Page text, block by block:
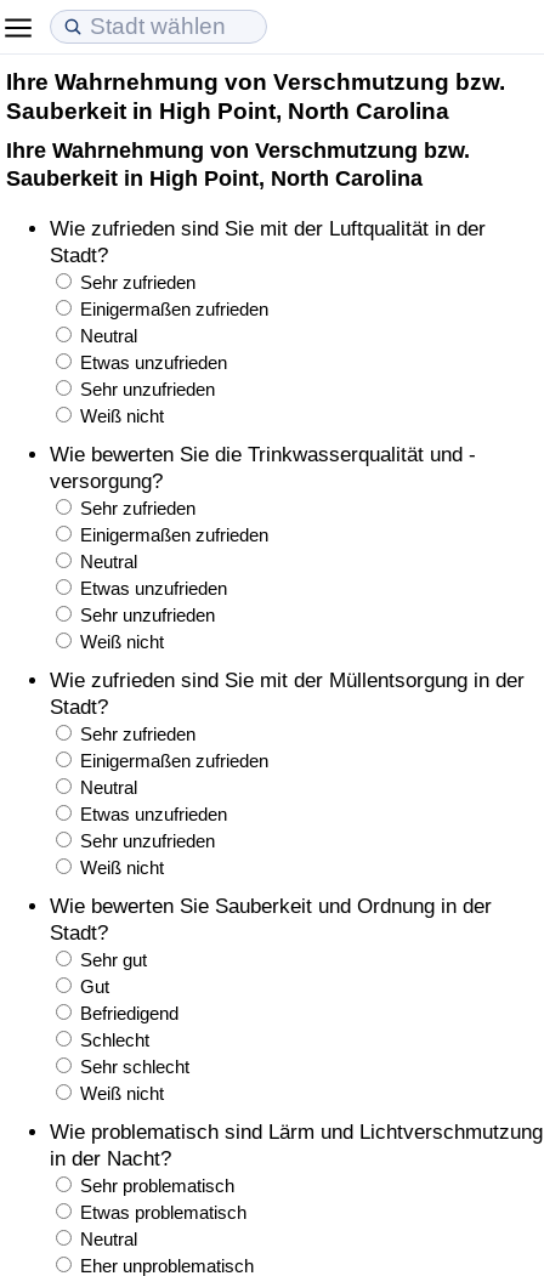
Ihre Wahrnehmung von Verschmutzung bzw.
Sauberkeit in High Point, North Carolina
Ihre Wahrnehmung von Verschmutzung bzw.
Sauberkeit in High Point, North Carolina
Wie zufrieden sind Sie mit der Luftqualität in der
Stadt?
Sehr zufrieden
Einigermaßen zufrieden
Neutral
Etwas unzufrieden
Sehr unzufrieden
Weiß nicht
Wie bewerten Sie die Trinkwasserqualität und -
versorgung?
Sehr zufrieden
Einigermaßen zufrieden
Neutral
Etwas unzufrieden
Sehr unzufrieden
Weiß nicht
Wie zufrieden sind Sie mit der Müllentsorgung in der
Stadt?
Sehr zufrieden
Einigermaßen zufrieden
Neutral
Etwas unzufrieden
Sehr unzufrieden
Weiß nicht
Wie bewerten Sie Sauberkeit und Ordnung in der
Stadt?
Sehr gut
Gut
Befriedigend
Schlecht
Sehr schlecht
Weiß nicht
Wie problematisch sind Lärm und Lichtverschmutzung
in der Nacht?
Sehr problematisch
Etwas problematisch
Neutral
Eher unproblematisch
Lebenshaltungskosten
Lebenshaltungskosten-Index (aktuell)
Lebenshaltungskosten-Index
Lebenshaltungskosten-Index nach Land
in Akaba
Immobilienpreise
Immobilienpreis-Index (aktuell)
Immobilienpreis-Index
Immobilienpreis-Index nach Land
Lebensqualität
Lebensqualität-Index
Lebensqualität-Index (aktuell)
Lebensqualitätsindex nach Land
Kriminalität
Kriminalitäts-Index (aktuell)
Kriminalitäts-Index
Kriminalitätsindex nach Land
Gesundheitsversorgung
Gesundheitsversorgungs-Index (aktuell)
Gesundheitsversorgungs-Index
Gesundheitsversorgungs-Index nach Land
Umweltverschmutzung
Umweltverschmutzungs-Index (aktuell)
Verschmutzungsindex
Umweltverschmutzungs-Index nach Land
Verkehr
Verkehrs-Index
Verkehrs-Index (aktuell)
Verkehrs-Index nach Land